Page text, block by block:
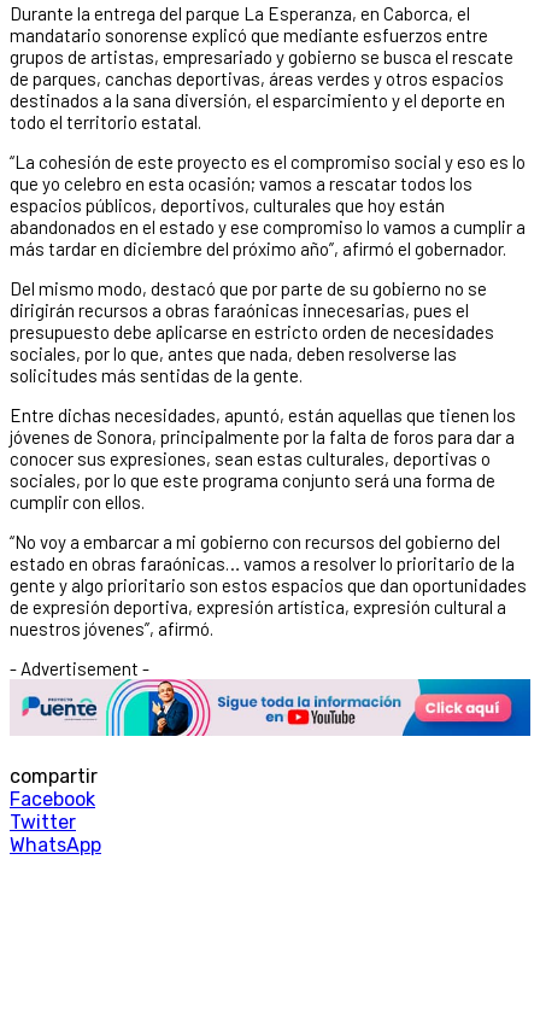
Durante la entrega del parque La Esperanza, en Caborca, el
mandatario sonorense explicó que mediante esfuerzos entre
grupos de artistas, empresariado y gobierno se busca el rescate
de parques, canchas deportivas, áreas verdes y otros espacios
destinados a la sana diversión, el esparcimiento y el deporte en
todo el territorio estatal.
“La cohesión de este proyecto es el compromiso social y eso es lo
que yo celebro en esta ocasión; vamos a rescatar todos los
espacios públicos, deportivos, culturales que hoy están
abandonados en el estado y ese compromiso lo vamos a cumplir a
más tardar en diciembre del próximo año”, afirmó el gobernador.
Del mismo modo, destacó que por parte de su gobierno no se
dirigirán recursos a obras faraónicas innecesarias, pues el
presupuesto debe aplicarse en estricto orden de necesidades
sociales, por lo que, antes que nada, deben resolverse las
solicitudes más sentidas de la gente.
Entre dichas necesidades, apuntó, están aquellas que tienen los
jóvenes de Sonora, principalmente por la falta de foros para dar a
conocer sus expresiones, sean estas culturales, deportivas o
sociales, por lo que este programa conjunto será una forma de
cumplir con ellos.
“No voy a embarcar a mi gobierno con recursos del gobierno del
estado en obras faraónicas… vamos a resolver lo prioritario de la
gente y algo prioritario son estos espacios que dan oportunidades
de expresión deportiva, expresión artística, expresión cultural a
nuestros jóvenes”, afirmó.
- Advertisement -
compartir
Facebook
Twitter
WhatsApp